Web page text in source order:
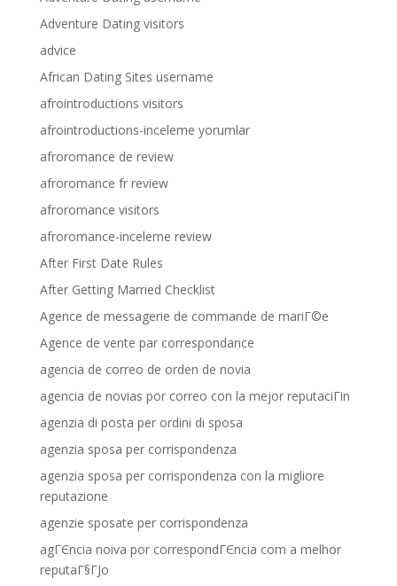
Adventure Dating visitors
advice
African Dating Sites username
afrointroductions visitors
afrointroductions-inceleme yorumlar
afroromance de review
afroromance fr review
afroromance visitors
afroromance-inceleme review
After First Date Rules
After Getting Married Checklist
Agence de messagerie de commande de mariГ©e
Agence de vente par correspondance
agencia de correo de orden de novia
agencia de novias por correo con la mejor reputaciГіn
agenzia di posta per ordini di sposa
agenzia sposa per corrispondenza
agenzia sposa per corrispondenza con la migliore
reputazione
agenzie sposate per corrispondenza
agГЄncia noiva por correspondГЄncia com a melhor
reputaГ§ГЈo